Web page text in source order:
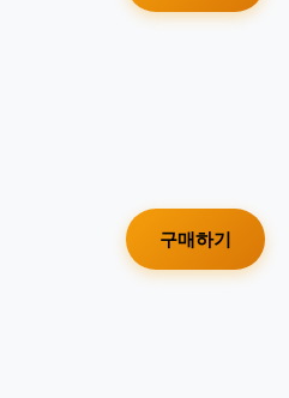
구매하기